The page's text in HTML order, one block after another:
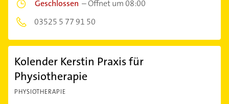
Geschlossen –Öffnet um 08:00
03525 5 77 91 50
Kolender Kerstin Praxis für
Physiotherapie
PHYSIOTHERAPIE